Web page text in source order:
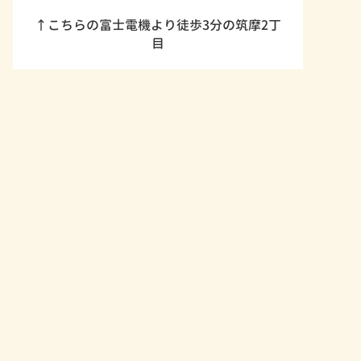
↑こちらの富士電機より徒歩3分の筑摩2丁
目